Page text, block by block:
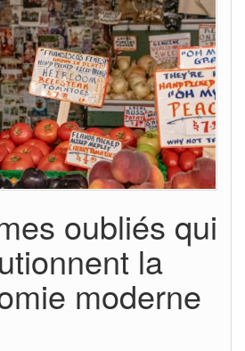
oubliés qui
la
moderne